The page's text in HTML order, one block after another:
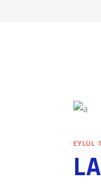
EYLÜL